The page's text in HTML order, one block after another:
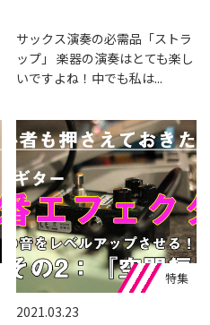
サックス演奏の必需品「ストラ
ップ」 楽器の演奏はとても楽し
いですよね！中でも私は...
2021.03.23
おすすめ
初心者
特集